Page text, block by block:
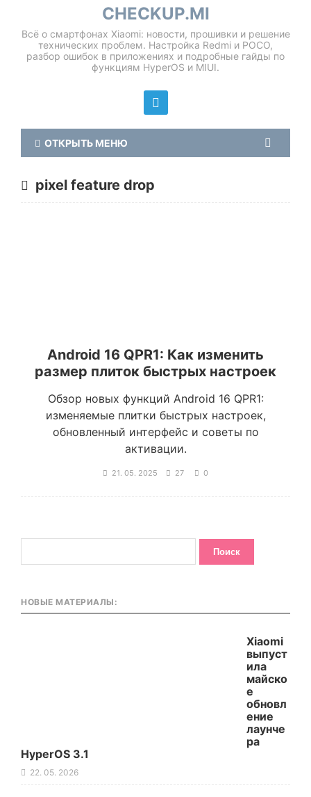
CHECKUP.MI
Всё о смартфонах Xiaomi: новости, прошивки и решение
технических проблем. Настройка Redmi и POCO,
разбор ошибок в приложениях и подробные гайды по
функциям HyperOS и MIUI.
ОТКРЫТЬ МЕНЮ
pixel feature drop
Android 16 QPR1: Как изменить
размер плиток быстрых настроек
Обзор новых функций Android 16 QPR1:
изменяемые плитки быстрых настроек,
обновленный интерфейс и советы по
активации.
21. 05. 2025 27 0
НОВЫЕ МАТЕРИАЛЫ:
Xiaomi
выпуст
ила
майско
е
обновл
ение
лаунче
ра
HyperOS 3.1
22. 05. 2026